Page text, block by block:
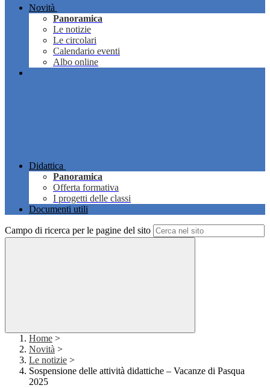
Novità
Panoramica
Le notizie
Le circolari
Calendario eventi
Albo online
Didattica
Panoramica
Offerta formativa
I progetti delle classi
Documenti utili
Campo di ricerca per le pagine del sito
Home >
Novità >
Le notizie >
Sospensione delle attività didattiche – Vacanze di Pasqua
2025